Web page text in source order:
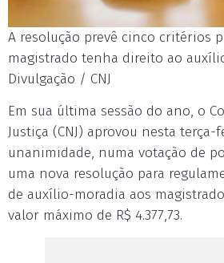
A resolução prevê cinco critérios
magistrado tenha direito ao
Divulgação / CNJ
Em sua última sessão do ano, o
Justiça (CNJ) aprovou nesta terça-
unanimidade, numa votação de
uma nova resolução para
de auxílio-moradia aos
valor máximo de R$ 4.377,73.